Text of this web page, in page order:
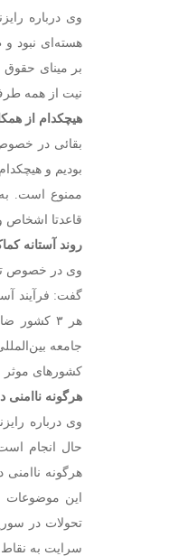
وی درباره
هسته‌ای نبود
بر مینای
نیت از همه
هیچکدام از
بقائی در
بودیم و
ممنوع است.
قاعدتا اشخاص
روند آستانه
وی در خصوص
گفت: فرآیند
هر ۳
جامعه
کشورهای موثر
هرگونه
وی درباره
حال انجام
هرگونه
این موضوعات
تحولات در
سرایت به نقاط